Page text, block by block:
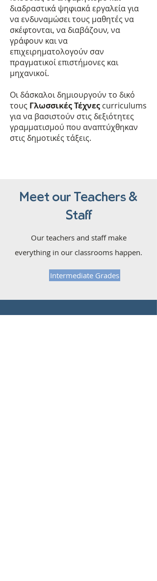
διαδραστικά ψηφιακά εργαλεία για
να ενδυναμώσει τους μαθητές να
σκέφτονται, να διαβάζουν, να
γράφουν και να
επιχειρηματολογούν σαν
πραγματικοί επιστήμονες και
μηχανικοί.
​Οι δάσκαλοι δημιουργούν το δικό
τους Γλωσσικές Τέχνες curriculums
για να βασιστούν στις δεξιότητες
γραμματισμού που αναπτύχθηκαν
στις δημοτικές τάξεις.
Meet our Teachers &
Staff
Our teachers and staff make
everything in our classrooms happen.
Intermediate Grades